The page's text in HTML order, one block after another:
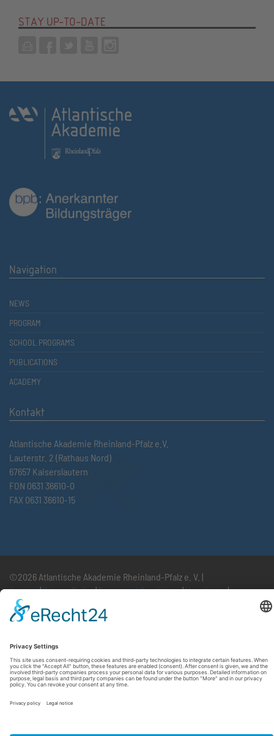
STAY UP-TO-DATE
Navigation
NEWS
PROGRAM
SCHOOL PROGRAMS
PUBLICATIONS
ACADEMY
Kontakt
Atlantische Akademie Rheinland-Pfalz e.V.
Lauterstr. 2 (Rathaus Nord)
67657 Kaiserslautern
FON 0631 36610-0
FAX 0631 36610-15
©2026 Atlantische Akademie Rheinland-Pfalz e. V. |
Imprint|Privacy Policy|Terms and Conditions|Newsletter|
Cookie settings